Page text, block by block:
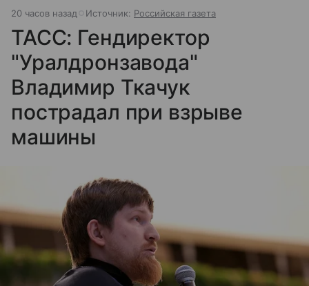
20 часов назад Источник: Российская газета
ТАСС: Гендиректор
"Уралдронзавода"
Владимир Ткачук
пострадал при взрыве
машины